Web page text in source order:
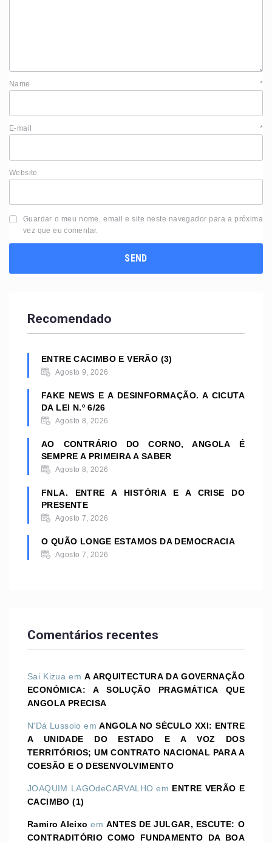
Name *
E-mail *
Website
Guardar o meu nome, email e site neste navegador para a próxima
vez que eu comentar.
Recomendado
ENTRE CACIMBO E VERÃO (3)
Agosto 9, 2026
FAKE NEWS E A DESINFORMAÇÃO. A CICUTA
DA LEI N.º 6/26
Agosto 8, 2026
AO CONTRÁRIO DO CORNO, ANGOLA É
SEMPRE A PRIMEIRA A SABER
Agosto 8, 2026
FNLA. ENTRE A HISTÓRIA E A CRISE DO
PRESENTE
Agosto 7, 2026
O QUÃO LONGE ESTAMOS DA DEMOCRACIA
Agosto 7, 2026
Comentários recentes
Sai Kizua emA ARQUITECTURA DA GOVERNAÇÃO
ECONÓMICA: A SOLUÇÃO PRAGMÁTICA QUE
ANGOLA PRECISA
N'Dá Lussolo emANGOLA NO SÉCULO XXI: ENTRE
A UNIDADE DO ESTADO E A VOZ DOS
TERRITÓRIOS; UM CONTRATO NACIONAL PARA A
COESÃO E O DESENVOLVIMENTO
JOAQUIM LAGOdeCARVALHO em ENTRE VERÃO E
CACIMBO (1)
Ramiro Aleixo emANTES DE JULGAR, ESCUTE: O
CONTRADITÓRIO COMO FUNDAMENTO DA BOA